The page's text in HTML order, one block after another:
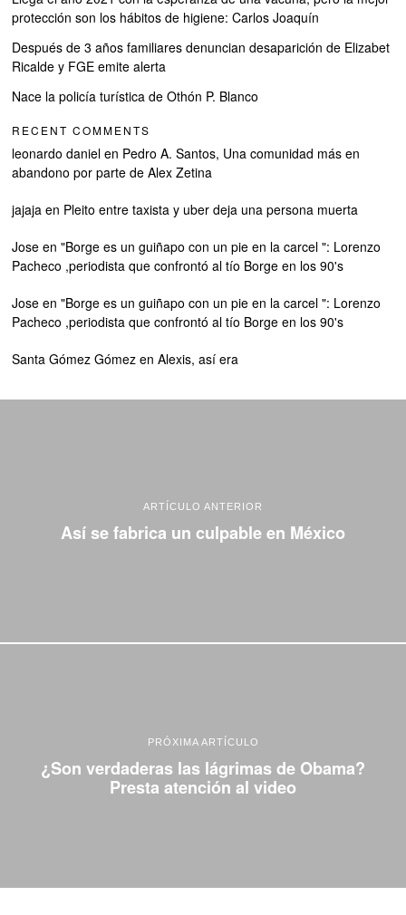
protección son los hábitos de higiene: Carlos Joaquín
Después de 3 años familiares denuncian desaparición de Elizabet
Ricalde y FGE emite alerta
Nace la policía turística de Othón P. Blanco
RECENT COMMENTS
leonardo daniel en Pedro A. Santos, Una comunidad más en
abandono por parte de Alex Zetina
jajaja en Pleito entre taxista y uber deja una persona muerta
Jose en"Borge es un guiñapo con un pie en la carcel ": Lorenzo
Pacheco ,periodista que confrontó al tío Borge en los 90's
Jose en"Borge es un guiñapo con un pie en la carcel ": Lorenzo
Pacheco ,periodista que confrontó al tío Borge en los 90's
Santa Gómez Gómez enAlexis, así era
ARTÍCULO ANTERIOR
Así se fabrica un culpable en México
PRÓXIMA ARTÍCULO
¿Son verdaderas las lágrimas de Obama?
Presta atención al video